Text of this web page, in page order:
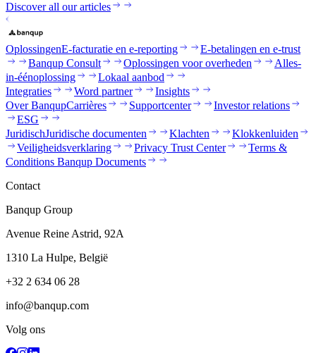
Discover all our articles
OplossingenE-facturatie en e-reporting
E-betalingen en e-trust
Banqup Consult
Oplossingen voor overheden
Alles-
in-éénoplossing
Lokaal aanbod
Integraties
Word partner
Insights
Over BanqupCarrières Supportcenter
Investor relations
ESG
JuridischJuridische documenten Klachten
Klokkenluiden
Veiligheidsverklaring
Privacy Trust Center
Terms &
Conditions Banqup Documents
Contact
Banqup Group
Avenue Reine Astrid, 92A
1310 La Hulpe, België
+32 2 634 06 28
info@banqup.com
Volg ons